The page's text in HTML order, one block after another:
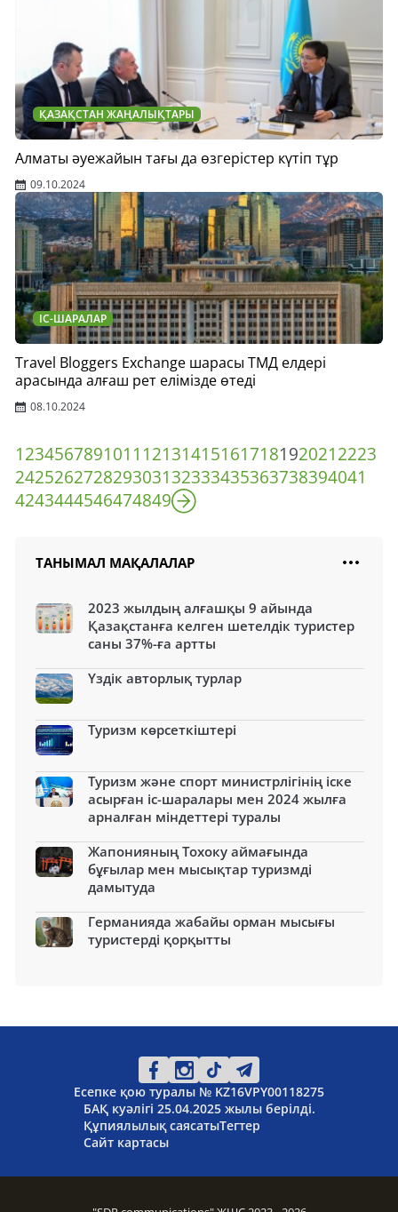
ҚАЗАҚСТАН ЖАҢАЛЫҚТАРЫ
Алматы әуежайын тағы да өзгерістер күтіп тұр
09.10.2024
ІС-ШАРАЛАР
Travel Bloggers Exchange шарасы ТМД елдері
арасында алғаш рет елімізде өтеді
08.10.2024
1234567891011 121314151617181920212223
242526272829303132333435363738394041
4243444546474849
ТАНЫМАЛ МАҚАЛАЛАР
2023 жылдың алғашқы 9 айында
Қазақстанға келген шетелдік туристер
саны 37%-ға артты
Үздік авторлық турлар
Туризм көрсеткіштері
Туризм және спорт министрлігінің іске
асырған іс-шаралары мен 2024 жылға
арналған міндеттері туралы
Жапонияның Тохоку аймағында
бұғылар мен мысықтар туризмді
дамытуда
Германияда жабайы орман мысығы
туристерді қорқытты
Есепке қою туралы № KZ16VPY00118275
БАҚ куәлігі 25.04.2025 жылы берілді.
Құпиялылық саясатыТегтер
Сайт картасы